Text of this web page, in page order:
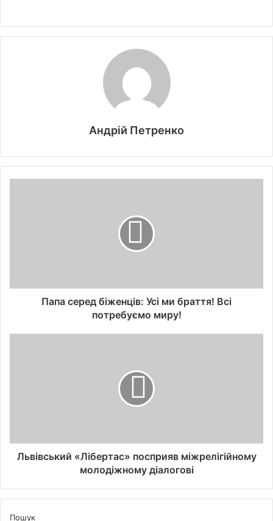
Андрій Петренко
Папа серед біженців: Усі ми браття! Всі
потребуємо миру!
Львівський «Лібертас» посприяв міжрелігійному
молодіжному діалогові
Пошук